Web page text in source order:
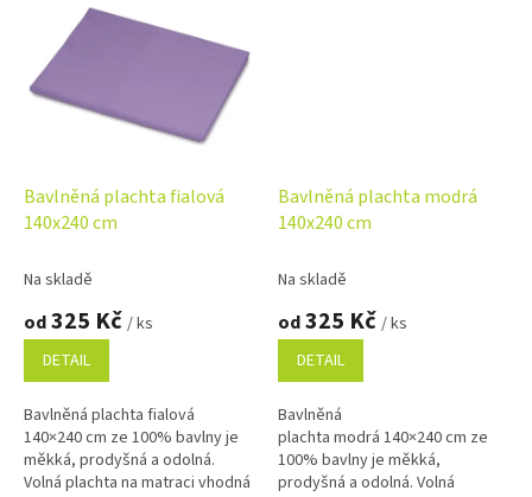
Bavlněná plachta fialová
140x240 cm
Na skladě
od325 Kč / ks
DETAIL
Bavlněná plachta fialová
140×240 cm ze 100% bavlny je
měkká, prodyšná a odolná.
Volná plachta na matraci vhodná
Bavlněná plachta modrá
140x240 cm
Na skladě
od325 Kč / ks
DETAIL
Bavlněná
plachta modrá 140×240 cm ze
100% bavlny je měkká,
prodyšná a odolná. Volná